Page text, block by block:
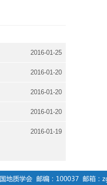
2016-01-25
2016-01-20
2016-01-20
2016-01-20
2016-01-19